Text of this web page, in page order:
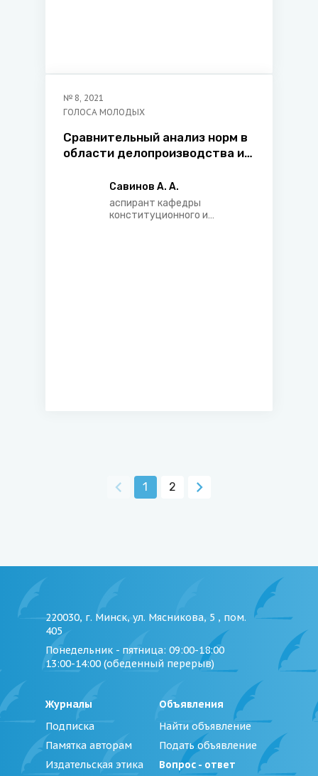
№ 8, 2021
ГОЛОСА МОЛОДЫХ
Сравнительный анализ норм в
области делопроизводства и
Великого княжества
Литовского 1529 и 1566 гг.
Савинов А. А.
аспирант кафедры
конституционного и
1 2
220030, г. Минск, ул. Мясникова, 5 , пом.
405
Понедельник - пятница: 09:00-18:00
13:00-14:00 (обеденный перерыв)
Журналы
Подписка
Памятка авторам
Издательская этика
Объявления
Найти объявление
Подать объявление
Вопрос - ответ